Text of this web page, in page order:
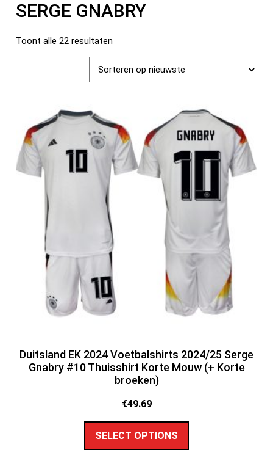
SERGE GNABRY
Toont alle 22 resultaten
Duitsland EK 2024 Voetbalshirts 2024/25 Serge
Gnabry #10 Thuisshirt Korte Mouw (+ Korte
broeken)
€49.69
SELECT OPTIONS